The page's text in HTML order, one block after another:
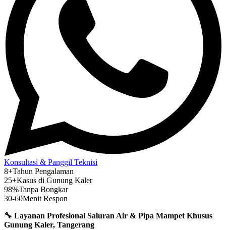
Konsultasi & Panggil Teknisi
8+Tahun Pengalaman
25+Kasus di Gunung Kaler
98%Tanpa Bongkar
30-60Menit Respon
🔧 Layanan Profesional Saluran Air & Pipa Mampet Khusus
Gunung Kaler, Tangerang